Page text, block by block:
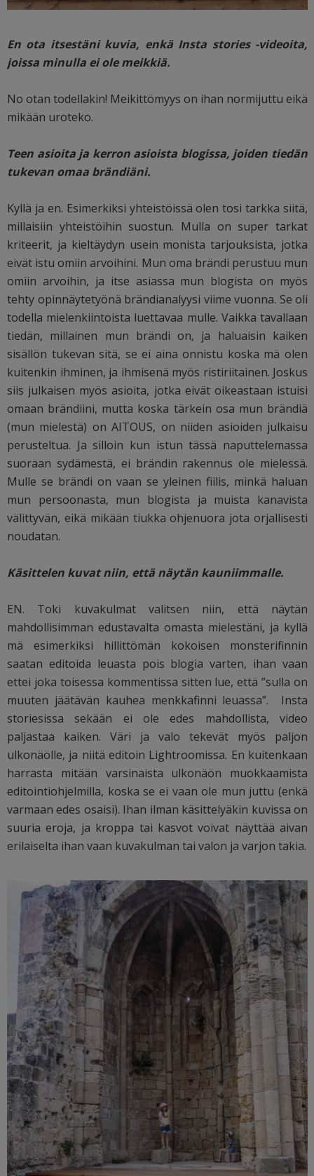
En ota itsestäni kuvia, enkä Insta stories -videoita,
joissa minulla ei ole meikkiä.
No otan todellakin! Meikittömyys on ihan normijuttu eikä
mikään uroteko.
Teen asioita ja kerron asioista blogissa, joiden tiedän
tukevan omaa brändiäni.
Kyllä ja en. Esimerkiksi yhteistöissä olen tosi tarkka siitä,
millaisiin yhteistöihin suostun. Mulla on super tarkat
kriteerit, ja kieltäydyn usein monista tarjouksista, jotka
eivät istu omiin arvoihini. Mun oma brändi perustuu mun
omiin arvoihin, ja itse asiassa mun blogista on myös
tehty opinnäytetyönä brändianalyysi viime vuonna. Se oli
todella mielenkiintoista luettavaa mulle. Vaikka tavallaan
tiedän, millainen mun brändi on, ja haluaisin kaiken
sisällön tukevan sitä, se ei aina onnistu koska mä olen
kuitenkin ihminen, ja ihmisenä myös ristiriitainen. Joskus
siis julkaisen myös asioita, jotka eivät oikeastaan istuisi
omaan brändiini, mutta koska tärkein osa mun brändiä
(mun mielestä) on AITOUS, on niiden asioiden julkaisu
perusteltua. Ja silloin kun istun tässä naputtelemassa
suoraan sydämestä, ei brändin rakennus ole mielessä.
Mulle se brändi on vaan se yleinen fiilis, minkä haluan
mun persoonasta, mun blogista ja muista kanavista
välittyvän, eikä mikään tiukka ohjenuora jota orjallisesti
noudatan.
Käsittelen kuvat niin, että näytän kauniimmalle.
EN. Toki kuvakulmat valitsen niin, että näytän
mahdollisimman edustavalta omasta mielestäni, ja kyllä
mä esimerkiksi hillittömän kokoisen monsterifinnin
saatan editoida leuasta pois blogia varten, ihan vaan
ettei joka toisessa kommentissa sitten lue, että ”sulla on
muuten jäätävän kauhea menkkafinni leuassa”. Insta
storiesissa sekään ei ole edes mahdollista, video
paljastaa kaiken. Väri ja valo tekevät myös paljon
ulkonäölle, ja niitä editoin Lightroomissa. En kuitenkaan
harrasta mitään varsinaista ulkonäön muokkaamista
editointiohjelmilla, koska se ei vaan ole mun juttu (enkä
varmaan edes osaisi). Ihan ilman käsittelyäkin kuvissa on
suuria eroja, ja kroppa tai kasvot voivat näyttää aivan
erilaiselta ihan vaan kuvakulman tai valon ja varjon takia.